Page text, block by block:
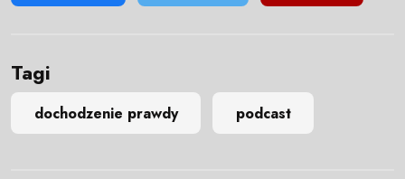
Tagi
dochodzenie prawdy podcast